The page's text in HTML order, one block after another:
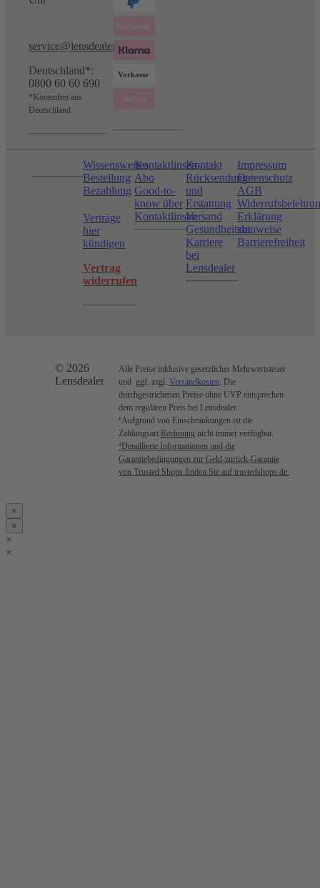
service@lensdealer.com
Deutschland*:
0800 60 60 690
*Kostenfrei aus
Deutschland
Wissenswertes
Bestellung
Bezahlung
Verträge
hier
kündigen
Vertrag
widerrufen
Kontaktlinsen-
Abo
Good-to-
know über
Kontaktlinsen
Kontakt
Rücksendung
und
Erstattung
Versand
Gesundheitshinweise
Karriere
bei
Lensdealer
Impressum
Datenschutz
AGB
Erklärung
zur
Barrierefreiheit
© 2026
Lensdealer
Alle Preise inklusive gesetzlicher Mehrwertsteuer
und ggf. zzgl. Versandkosten . Die
durchgestrichenen Preise ohne UVP entsprechen
dem regulären Preis bei Lensdealer.
¹Aufgrund von Einschränkungen ist die
Zahlungsart Rechnung nicht immer verfügbar.
²Detaillierte Informationen und die
Garantiebedingungen zur Geld-zurück-Garantie
von Trusted Shops finden Sie auf trustedshops.de.
×
×
×
×